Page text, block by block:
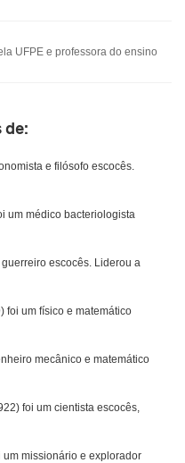
que procuro
UFPE e professora do ensino
de:
e filósofo escocês.
um médico bacteriologista
escocês. Liderou a
foi um físico e matemático
mecânico e matemático
foi um cientista escocês,
um missionário e explorador